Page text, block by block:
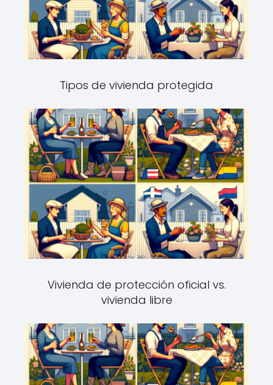
Tipos de vivienda protegida
Vivienda de protección oficial vs.
vivienda libre